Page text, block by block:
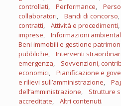
controllati, Performance,
collaboratori, Bandi di concorso,
contratti, Attività e procedimenti,
imprese, Informazioni
Beni immobili e gestione
pubbliche, Interventi
emergenza, Sovvenzioni,
economici, Pianificazione e
e rilievi sull’amministrazione,
dell’amministrazione, Strutture
accreditate, Altri contenuti.